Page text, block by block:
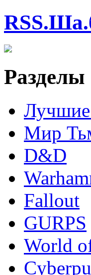
Разделы
Мир
D&D
Fallout
GURPS
World